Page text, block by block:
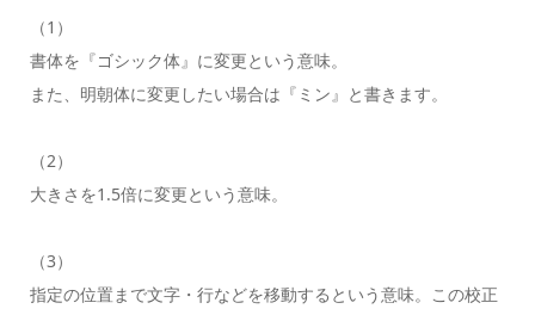
（1）
書体を『ゴシック体』に変更という意味。
また、明朝体に変更したい場合は『ミン』と書きます。
（2）
大きさを1.5倍に変更という意味。
（3）
指定の位置まで文字・行などを移動するという意味。この校正